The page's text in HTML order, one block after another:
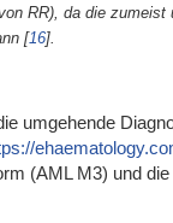
RR), da die
[16].
umgehende
(AML M3) und